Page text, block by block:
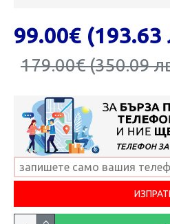
179.00€ (350.09
99.00€ (193.63